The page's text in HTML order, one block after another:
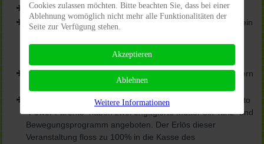
Organisation des Einschulungscafés
Durch eine weitere Spende der Targo Bank erhielt der Verein
weiterhin auf eine nachhaltige Ausgabe der Getränke zu
Schulfest-Organisation mit einem Planungsteam aus Lehrern
Organisation eines Fitnessevent für Eltern. Unter dem Motto
"Power Parents" haben zwei engagierte Mütter ein Tanz- und
Bewegungsprogramm angeboten. Der Erlös dieser
Veranstaltung floss zu 100% in die Kasse des
Cookies zulassen möchten. Bitte beachten Sie, dass bei einer
Ablehnung womöglich nicht mehr alle Funktionalitäten der
Seite zur Verfügung stehen.
Akzeptieren
Ablehnen
Weitere Informationen